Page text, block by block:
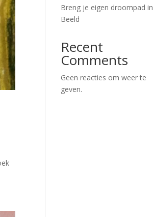
Breng je eigen droompad in
Beeld
Recent
Comments
Geen reacties om weer te
geven.